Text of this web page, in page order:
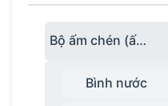
Bộ ấm chén (ấm trà) in logo
Bình nước